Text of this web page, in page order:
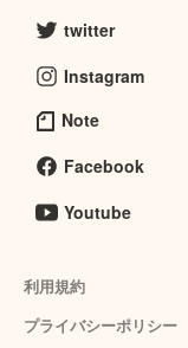
twitter
Instagram
Note
Facebook
Youtube
利用規約
プライバシーポリシー